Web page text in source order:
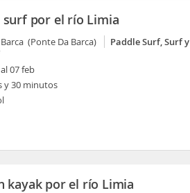
surf por el río Limia
(Ponte Da Barca)
Paddle Surf, Surf y
07 feb
y 30 minutos
kayak por el río Limia